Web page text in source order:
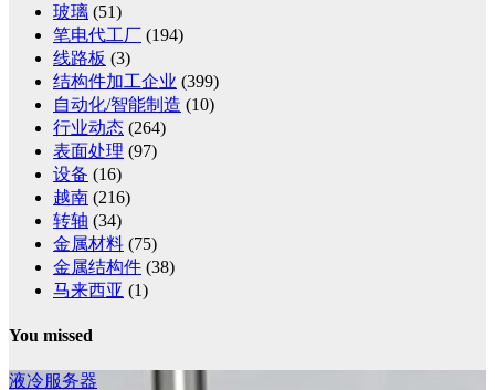
玻璃 (51)
笔电代工厂 (194)
线路板 (3)
结构件加工企业 (399)
自动化/智能制造 (10)
行业动态 (264)
表面处理 (97)
设备 (16)
越南 (216)
转轴 (34)
金属材料 (75)
金属结构件 (38)
马来西亚 (1)
You missed
液冷服务器